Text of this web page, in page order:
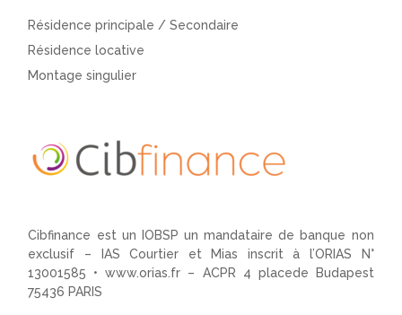
Résidence principale / Secondaire
Résidence locative
Montage singulier
Cibfinance est un IOBSP un mandataire de banque non
exclusif – IAS Courtier et Mias inscrit à l’ORIAS N°
13001585 •www.orias.fr – ACPR 4 placede Budapest
75436 PARIS